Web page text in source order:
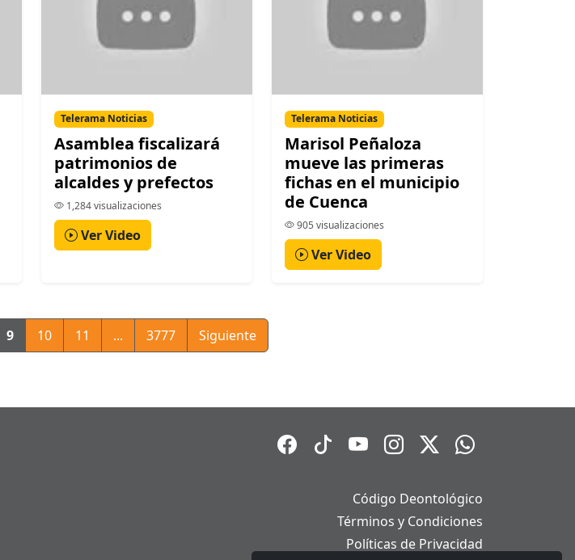
Telerama Noticias
Asamblea fiscalizará
patrimonios de
alcaldes y prefectos
1,284 visualizaciones
Ver Video
Telerama Noticias
Marisol Peñaloza
mueve las primeras
fichas en el municipio
de Cuenca
905 visualizaciones
Ver Video
9 10 11 ... 3777 Siguiente
Código Deontológico
Términos y Condiciones
Políticas de Privacidad